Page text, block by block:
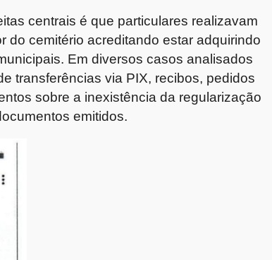
centrais é que particulares realizavam
do cemitério acreditando estar adquirindo
Em diversos casos analisados
transferências via PIX, recibos, pedidos
sobre a inexistência da regularização
emitidos.